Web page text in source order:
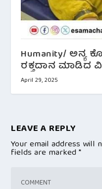
Humanity/ ಅನ್ಯ
ರಕ್ತದಾನ ಮಾಡಿದ
April 29, 2025
LEAVE A REPLY
Your email address will
fields are marked*